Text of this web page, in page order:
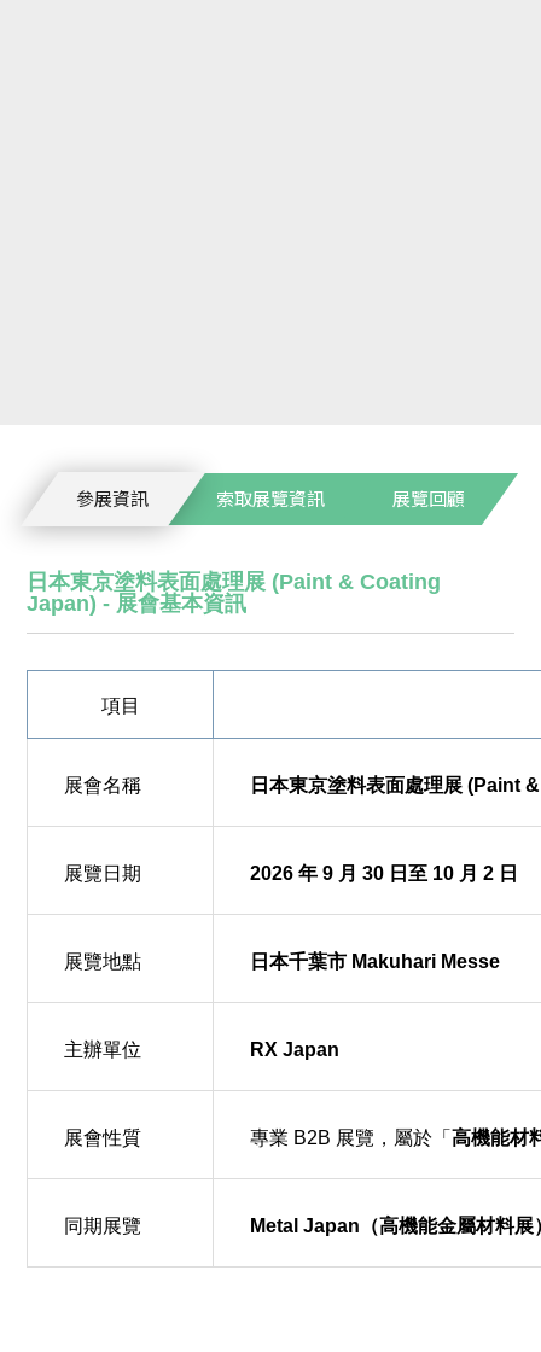
參展資訊 索取展覽資訊 展覽回顧
日本東京塗料表面處理展 (Paint & Coating
Japan) - 展會基本資訊
項目
展會名稱 日本東京塗料表面處理展 (Paint
展覽日期 2026 年 9 月 30 日至 10 月 2 日
展覽地點 日本千葉市 Makuhari Messe
主辦單位 RX Japan
展會性質 專業 B2B 展覽，屬於「高機能材
同期展覽 Metal Japan（高機能金屬材料展